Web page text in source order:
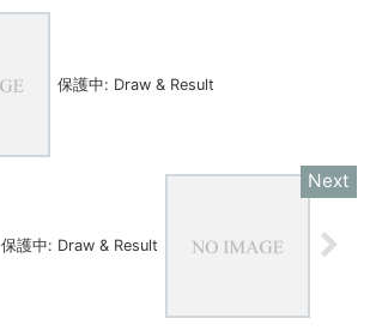
保護中: Draw & Result
保護中: Draw & Result